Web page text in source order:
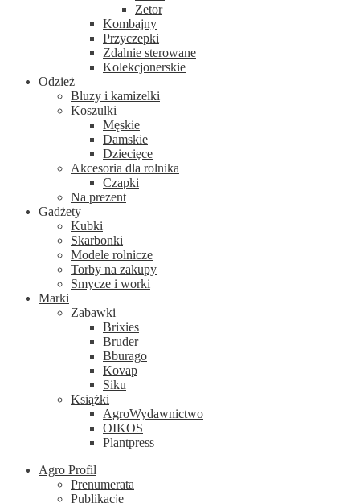
Zetor
Kombajny
Przyczepki
Zdalnie sterowane
Kolekcjonerskie
Odzież
Bluzy i kamizelki
Koszulki
Męskie
Damskie
Dziecięce
Akcesoria dla rolnika
Czapki
Na prezent
Gadżety
Kubki
Skarbonki
Modele rolnicze
Torby na zakupy
Smycze i worki
Marki
Zabawki
Brixies
Bruder
Bburago
Kovap
Siku
Książki
AgroWydawnictwo
OIKOS
Plantpress
Agro Profil
Prenumerata
Publikacje